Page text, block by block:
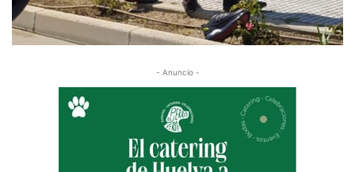
- Anuncio -